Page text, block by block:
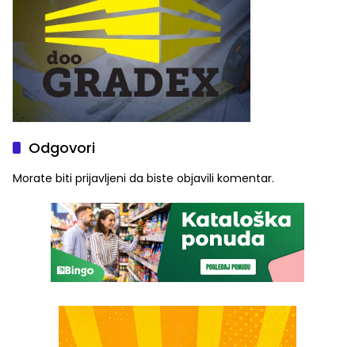
Odgovori
Morate biti prijavljeni da biste objavili komentar.